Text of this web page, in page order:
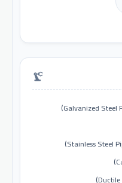
precision_manufacturing